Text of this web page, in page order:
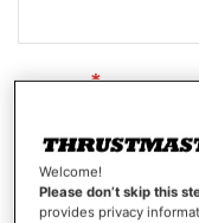
Contraseña
Mostrar contraseña
Welcome!
Please don’t skip this
provides privacy